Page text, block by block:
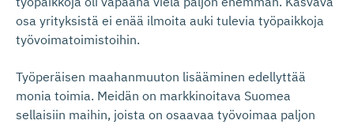
osa yrityksistä ei enää ilmoita auki tulevia työpaikkoja
työvoimatoimistoihin.
Työperäisen maahanmuuton lisääminen edellyttää
monia toimia. Meidän on markkinoitava Suomea
sellaisiin maihin, joista on osaavaa työvoimaa paljon